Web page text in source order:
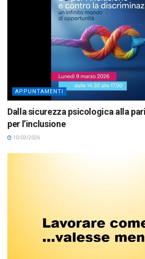
APPUNTAMENTI
Dalla sicurezza psicologica alla
per l’inclusione
10/03/2026